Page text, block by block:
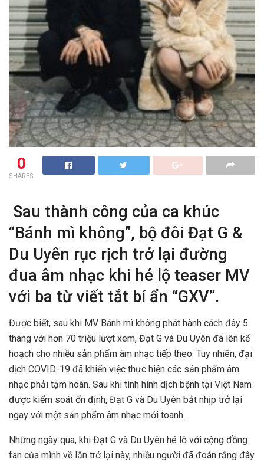
0
SHARES
Sau thành công của ca khúc
“Bánh mì không”, bộ đôi Đạt G &
Du Uyên rục rịch trở lại đường
đua âm nhạc khi hé lộ teaser MV
với ba từ viết tắt bí ẩn “GXV”.
Được biết, sau khi MV Bánh mì không phát hành cách đây 5
tháng với hơn 70 triệu lượt xem, Đạt G và Du Uyên đã lên kế
hoạch cho nhiều sản phẩm âm nhạc tiếp theo. Tuy nhiên, đại
dịch COVID-19 đã khiến việc thực hiện các sản phẩm âm
nhạc phải tạm hoãn. Sau khi tình hình dịch bệnh tại Việt Nam
được kiểm soát ổn định, Đạt G và Du Uyên bắt nhịp trở lại
ngay với một sản phẩm âm nhạc mới toanh.
Những ngày qua, khi Đạt G và Du Uyên hé lộ với cộng đồng
fan của mình về lần trở lại này, nhiều người đã đoán rằng đây